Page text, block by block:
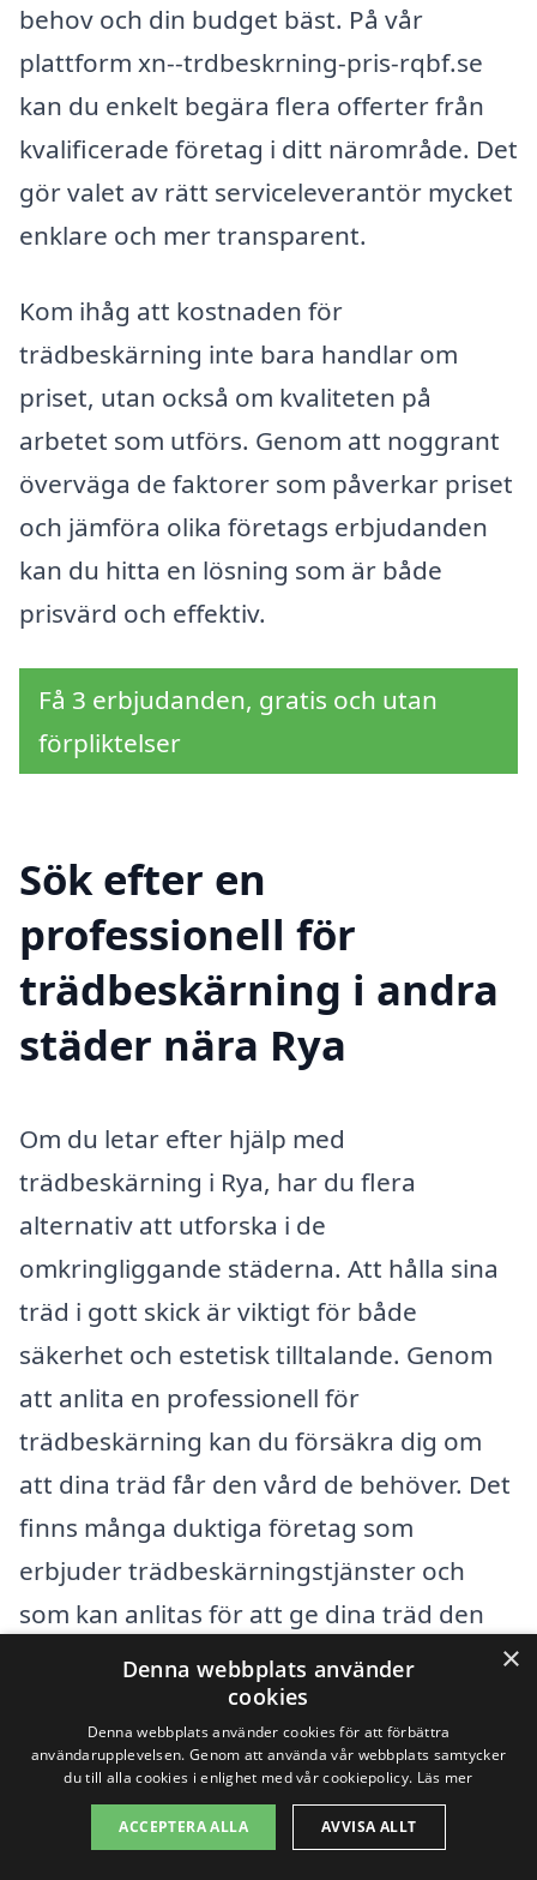
behov och din budget bäst. På vår
plattform xn--trdbeskrning-pris-rqbf.se
kan du enkelt begära flera offerter från
kvalificerade företag i ditt närområde. Det
gör valet av rätt serviceleverantör mycket
enklare och mer transparent.
Kom ihåg att kostnaden för
trädbeskärning inte bara handlar om
priset, utan också om kvaliteten på
arbetet som utförs. Genom att noggrant
överväga de faktorer som påverkar priset
och jämföra olika företags erbjudanden
kan du hitta en lösning som är både
prisvärd och effektiv.
Få 3 erbjudanden, gratis och utan
förpliktelser
Sök efter en
professionell för
trädbeskärning i andra
städer nära Rya
Om du letar efter hjälp med
trädbeskärning i Rya, har du flera
alternativ att utforska i de
omkringliggande städerna. Att hålla sina
träd i gott skick är viktigt för både
säkerhet och estetisk tilltalande. Genom
att anlita en professionell för
trädbeskärning kan du försäkra dig om
att dina träd får den vård de behöver. Det
finns många duktiga företag som
erbjuder trädbeskärningstjänster och
som kan anlitas för att ge dina träd den
bästa möjliga omsorgen.
Här är några städer nära Rya där du kan
hitta experter inom trädbeskärning:
Mölnlycke
×
Denna webbplats använder
cookies
Denna webbplats använder cookies för att förbättra
användarupplevelsen. Genom att använda vår webbplats samtycker
du till alla cookies i enlighet med vår cookiepolicy. Läs mer
ACCEPTERA ALLA AVVISA ALLT